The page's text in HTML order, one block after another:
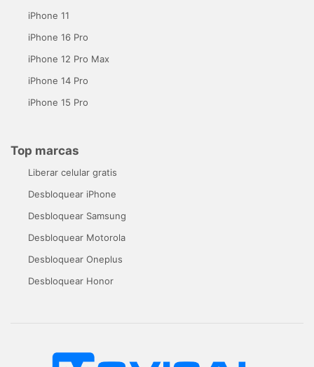
iPhone 11
iPhone 16 Pro
iPhone 12 Pro Max
iPhone 14 Pro
iPhone 15 Pro
Top marcas
Liberar celular gratis
Desbloquear iPhone
Desbloquear Samsung
Desbloquear Motorola
Desbloquear Oneplus
Desbloquear Honor